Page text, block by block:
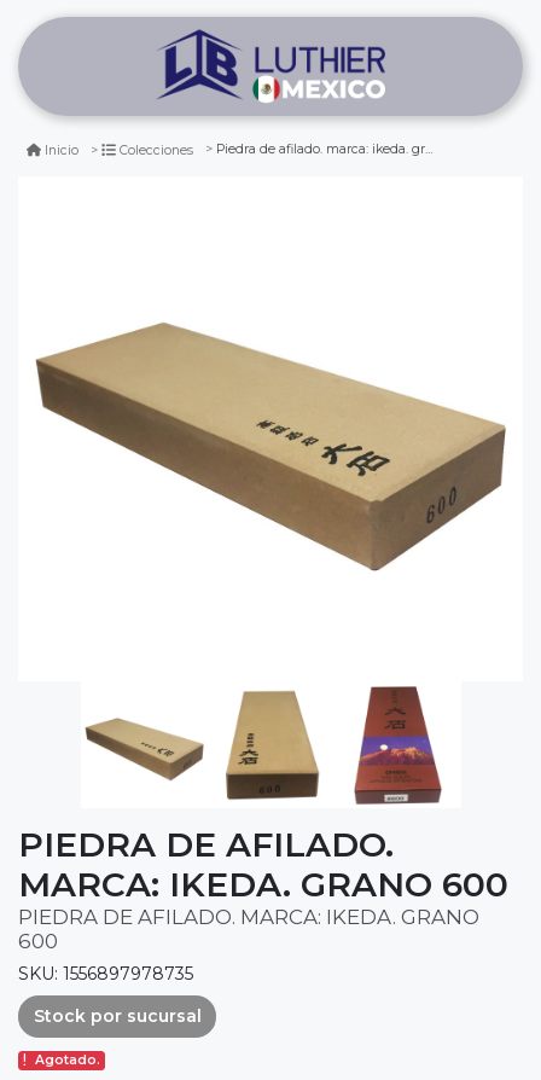
Inicio Colecciones Piedra de afilado. marca: ikeda. grano 600
PIEDRA DE AFILADO.
MARCA: IKEDA. GRANO 600
PIEDRA DE AFILADO. MARCA: IKEDA. GRANO
600
SKU: 1556897978735
Stock por sucursal
Agotado.